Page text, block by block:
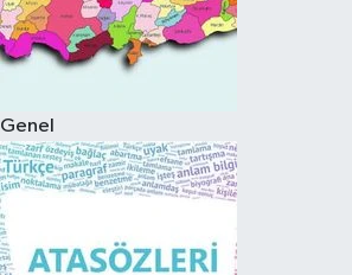
Genel
YAŞAM